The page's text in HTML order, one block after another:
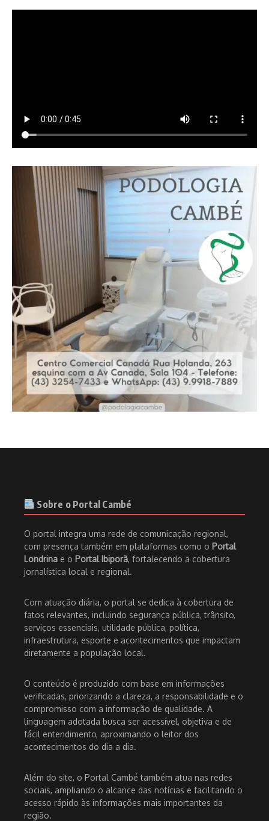
Sobre o Portal Cambé
O portal integra uma rede de comunicação regional,
com presença também em plataformas como o Portal
Londrina e o Portal Ibiporã, fortalecendo a cobertura
jornalística local e regional.
Com atuação diária, o portal se dedica à cobertura de
fatos relevantes, incluindo segurança pública, trânsito,
serviços essenciais, utilidade pública, política,
infraestrutura, esporte e acontecimentos que impactam
diretamente a população local.
O conteúdo é produzido com base em informações
verificadas, priorizando a clareza, a responsabilidade e o
compromisso com a informação de qualidade. A
linguagem adotada busca ser acessível, objetiva e de
fácil entendimento, aproximando o leitor dos
acontecimentos do dia a dia.
Além do site, o Portal Cambé também atua nas redes
sociais, ampliando o alcance das notícias e facilitando o
acesso rápido às informações mais importantes da
região.